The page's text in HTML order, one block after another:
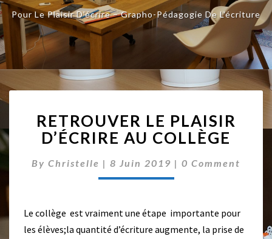
Pour Le Plaisir D'écrire – Grapho-Pédagogie De L'écriture
E
T
R
O
R
L
RETROUVER LE PLAISIR
D’ÉCRIRE AU COLLÈGE
By Christelle | 8 Juin 2019 | C
O
N
T
S
0 Comment
Le collège est vraiment une étape importante pour
les élèves;la quantité d’écriture augmente, la prise de